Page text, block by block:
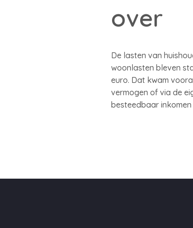
over
De lasten van
woonlasten bleven
euro. Dat kwam
vermogen of via de
besteedbaar inkomen